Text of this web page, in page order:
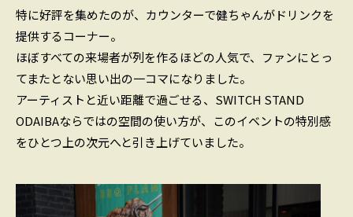
特に好評を集めたのが、カウンターで健ちゃんがドリンクを
提供するコーナー。
ほぼすべての来場者が列を作るほどの人気で、ファンにとっ
てまたとない思い出の一コマになりました。
アーティストと近い距離で過ごせる、SWITCH STAND
ODAIBAならではの空間の使い方が、このイベントの特別感
をひとつ上の次元へと引き上げていました。